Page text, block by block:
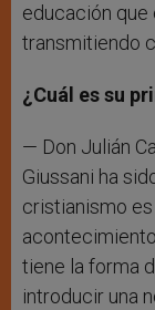
educación que
transmitiendo
¿Cuál es su
— Don Julián
Giussani ha
cristianismo
tiene la forma
introducir una